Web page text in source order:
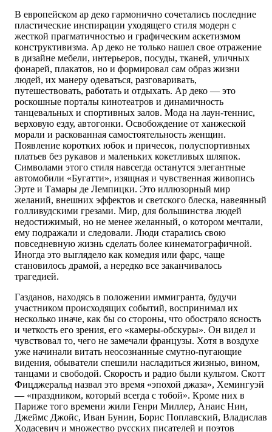
В европейском ар деко гармонично сочетались последние
пластические инспирации уходящего стиля модерн с
жесткой прагматичностью и графическим аскетизмом
конструктивизма. Ар деко не только нашел свое отражение
в дизайне мебели, интерьеров, посуды, тканей, уличных
фонарей, плакатов, но и формировал сам образ жизни
людей, их манеру одеваться, разговаривать,
путешествовать, работать и отдыхать. Ар деко — это
роскошные порталы кинотеатров и динамичность
танцевальных и спортивных залов. Мода на лаун-теннис,
верховую езду, автогонки. Освобождение от ханжеской
морали и раскованная самостоятельность женщин.
Появление коротких юбок и причесок, полуспортивных
платьев без рукавов и маленьких кокетливых шляпок.
Символами этого стиля навсегда останутся элегантные
автомобили «Бугатти», изящная и чувственная живопись
Эрте и Тамары де Лемпицки. Это иллюзорный мир
желаний, внешних эффектов и светского блеска, навеянный
голливудскими грезами. Мир, для большинства людей
недостижимый, но не менее желанный, о котором мечтали,
ему подражали и следовали. Люди старались свою
повседневную жизнь сделать более кинематографичной.
Иногда это выглядело как комедия или фарс, чаще
становилось драмой, а нередко все заканчивалось
трагедией.
Газданов, находясь в положении иммигранта, будучи
участником происходящих событий, воспринимал их
несколько иначе, как бы со стороны, что обостряло ясность
и четкость его зрения, его «камеры-обскуры». Он видел и
чувствовал то, чего не замечали французы. Хотя в воздухе
уже начинали витать неосознанные смутно-пугающие
видения, обыватели спешили насладиться жизнью, вином,
танцами и свободой. Скорость и радио были культом. Скотт
Фицджеральд назвал это время «эпохой джаза», Хемингуэй
— «праздником, который всегда с тобой». Кроме них в
Париже того времени жили Генри Миллер, Анаис Нин,
Джеймс Джойс, Иван Бунин, Борис Поплавский, Владислав
Ходасевич и множество русских писателей и поэтов